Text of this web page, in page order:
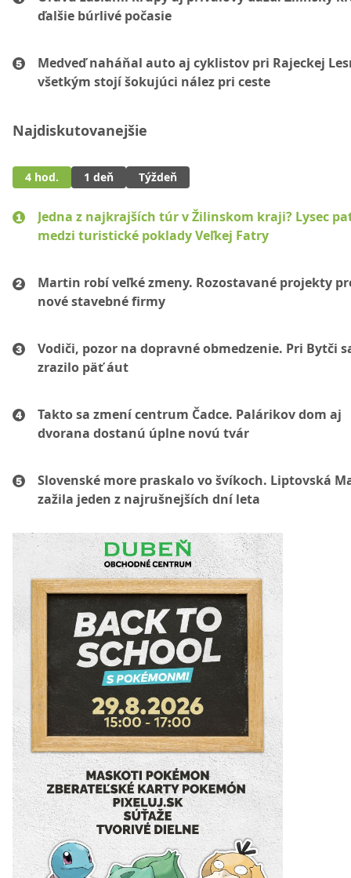
ďalšie búrlivé počasie
Medveď naháňal auto aj cyklistov pri Rajeckej
všetkým stojí šokujúci nález pri ceste
Najdiskutovanejšie
4 hod. 1 deň Týždeň
Jedna z najkrajších túr v Žilinskom kraji? Lysec
medzi turistické poklady Veľkej Fatry
Martin robí veľké zmeny. Rozostavané projekty
nové stavebné firmy
Vodiči, pozor na dopravné obmedzenie. Pri Bytči
zrazilo päť áut
Takto sa zmení centrum Čadce. Palárikov dom aj
dvorana dostanú úplne novú tvár
Slovenské more praskalo vo švíkoch. Liptovská
zažila jeden z najrušnejších dní leta